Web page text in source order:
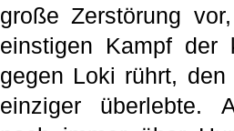
große Zerstörung
einstigen Kampf der
gegen Loki rührt,
einziger überlebte.